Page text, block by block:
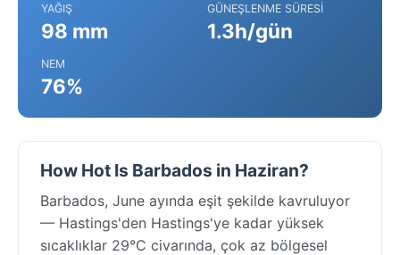
YAĞIŞ
98 mm
GÜNEŞLENME SÜRESI
1.3h/gün
NEM
76%
How Hot Is Barbados in Haziran?
Barbados, June ayında eşit şekilde kavruluyor
— Hastings'den Hastings'ye kadar yüksek
sıcaklıklar 29°C civarında, çok az bölgesel